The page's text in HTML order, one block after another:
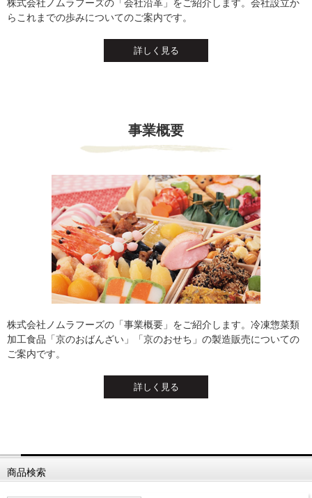
株式会社ノムラフーズの「会社沿革」をご紹介します。会社設立か
らこれまでの歩みについてのご案内です。
詳しく見る
事業概要
株式会社ノムラフーズの「事業概要」をご紹介します。冷凍惣菜類
加工食品「京のおばんざい」「京のおせち」の製造販売についての
ご案内です。
詳しく見る
商品検索